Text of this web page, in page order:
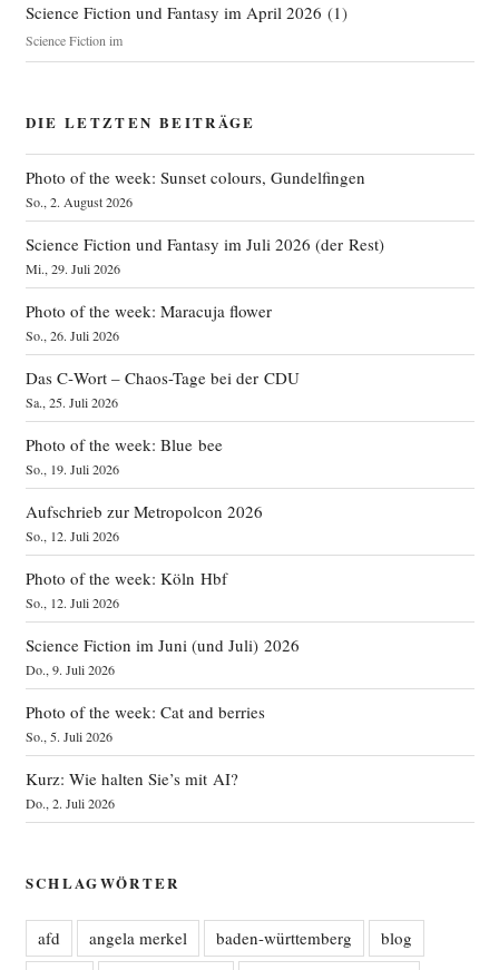
Science Fiction und Fantasy im April 2026 (1)
Science Fiction im
DIE LETZTEN BEITRÄGE
Photo of the week: Sunset colours, Gundelfingen
So., 2. August 2026
Science Fiction und Fantasy im Juli 2026 (der Rest)
Mi., 29. Juli 2026
Photo of the week: Maracuja flower
So., 26. Juli 2026
Das C‑Wort – Chaos-Tage bei der CDU
Sa., 25. Juli 2026
Photo of the week: Blue bee
So., 19. Juli 2026
Aufschrieb zur Metropolcon 2026
So., 12. Juli 2026
Photo of the week: Köln Hbf
So., 12. Juli 2026
Science Fiction im Juni (und Juli) 2026
Do., 9. Juli 2026
Photo of the week: Cat and berries
So., 5. Juli 2026
Kurz: Wie halten Sie’s mit AI?
Do., 2. Juli 2026
SCHLAGWÖRTER
afd angela merkel baden-württemberg
blog